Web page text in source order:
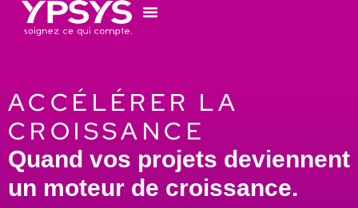
ACCÉLÉRER LA
CROISSANCE
Quand vos projets deviennent
un moteur de croissance.